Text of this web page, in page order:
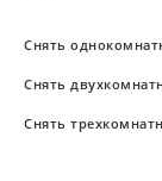
Снять
Снять
Снять